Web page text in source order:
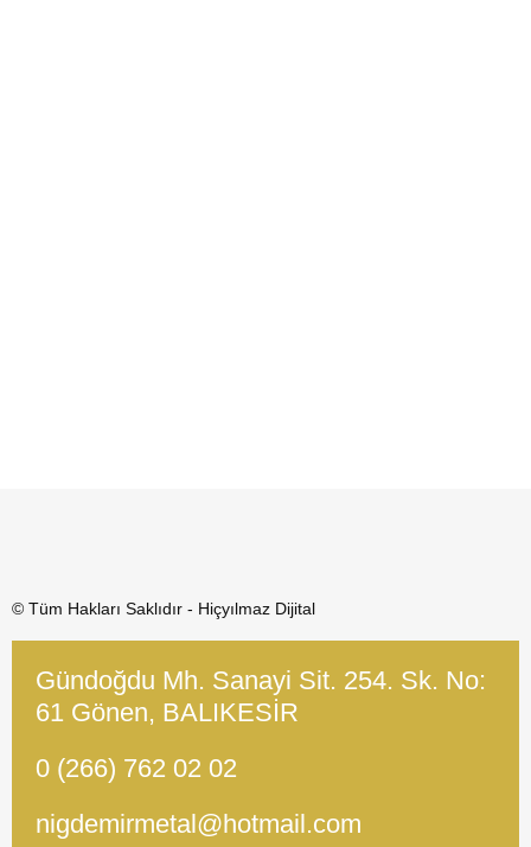
© Tüm Hakları Saklıdır - Hiçyılmaz Dijital
Gündoğdu Mh. Sanayi Sit. 254. Sk. No:
61 Gönen, BALIKESİR
0 (266) 762 02 02
nigdemirmetal@hotmail.com